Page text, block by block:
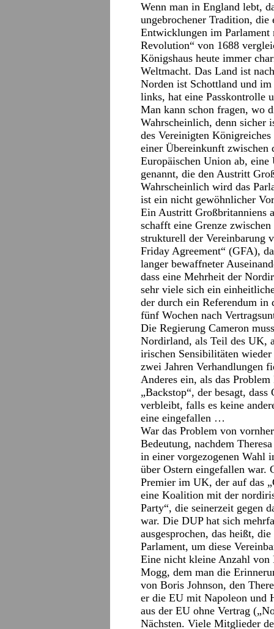
Wenn man in England lebt,
ungebrochener Tradition, die
Entwicklungen im
Revolution“ von 1688
Königshaus heute immer
Weltmacht. Das Land ist
Norden ist Schottland und
links, hat eine Passkontrolle
Man kann schon fragen, wo
Wahrscheinlich, denn sicher
des Vereinigten
einer Übereinkunft zwischen
Europäischen Union ab,
genannt, die den Austritt
Wahrscheinlich wird das
ist ein nicht gewöhnlicher
Ein Austritt Großbritanniens
schafft eine Grenze
strukturell der Vereinbarung
Friday Agreement“ (GFA),
langer bewaffneter
dass eine Mehrheit der
sehr viele sich ein
der durch ein Referendum
fünf Wochen nach
Die Regierung Cameron
Nordirland, als Teil des UK,
irischen Sensibilitäten
zwei Jahren Verhandlungen
Anderes ein, als das
„Backstop“, der besagt,
verbleibt, falls es keine
eine eingefallen …
War das Problem von
Bedeutung, nachdem
in einer vorgezogenen Wahl
über Ostern eingefallen war.
Premier im UK, der auf das
eine Koalition mit der
Party“, die seinerzeit gegen
war. Die DUP hat sich
ausgesprochen, das heißt,
Parlament, um diese
Eine nicht kleine Anzahl von
Mogg, dem man die
von Boris Johnson, den
er die EU mit Napoleon und
aus der EU ohne Vertrag
Nächsten. Viele Mitglieder